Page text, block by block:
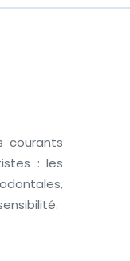
courants
: les